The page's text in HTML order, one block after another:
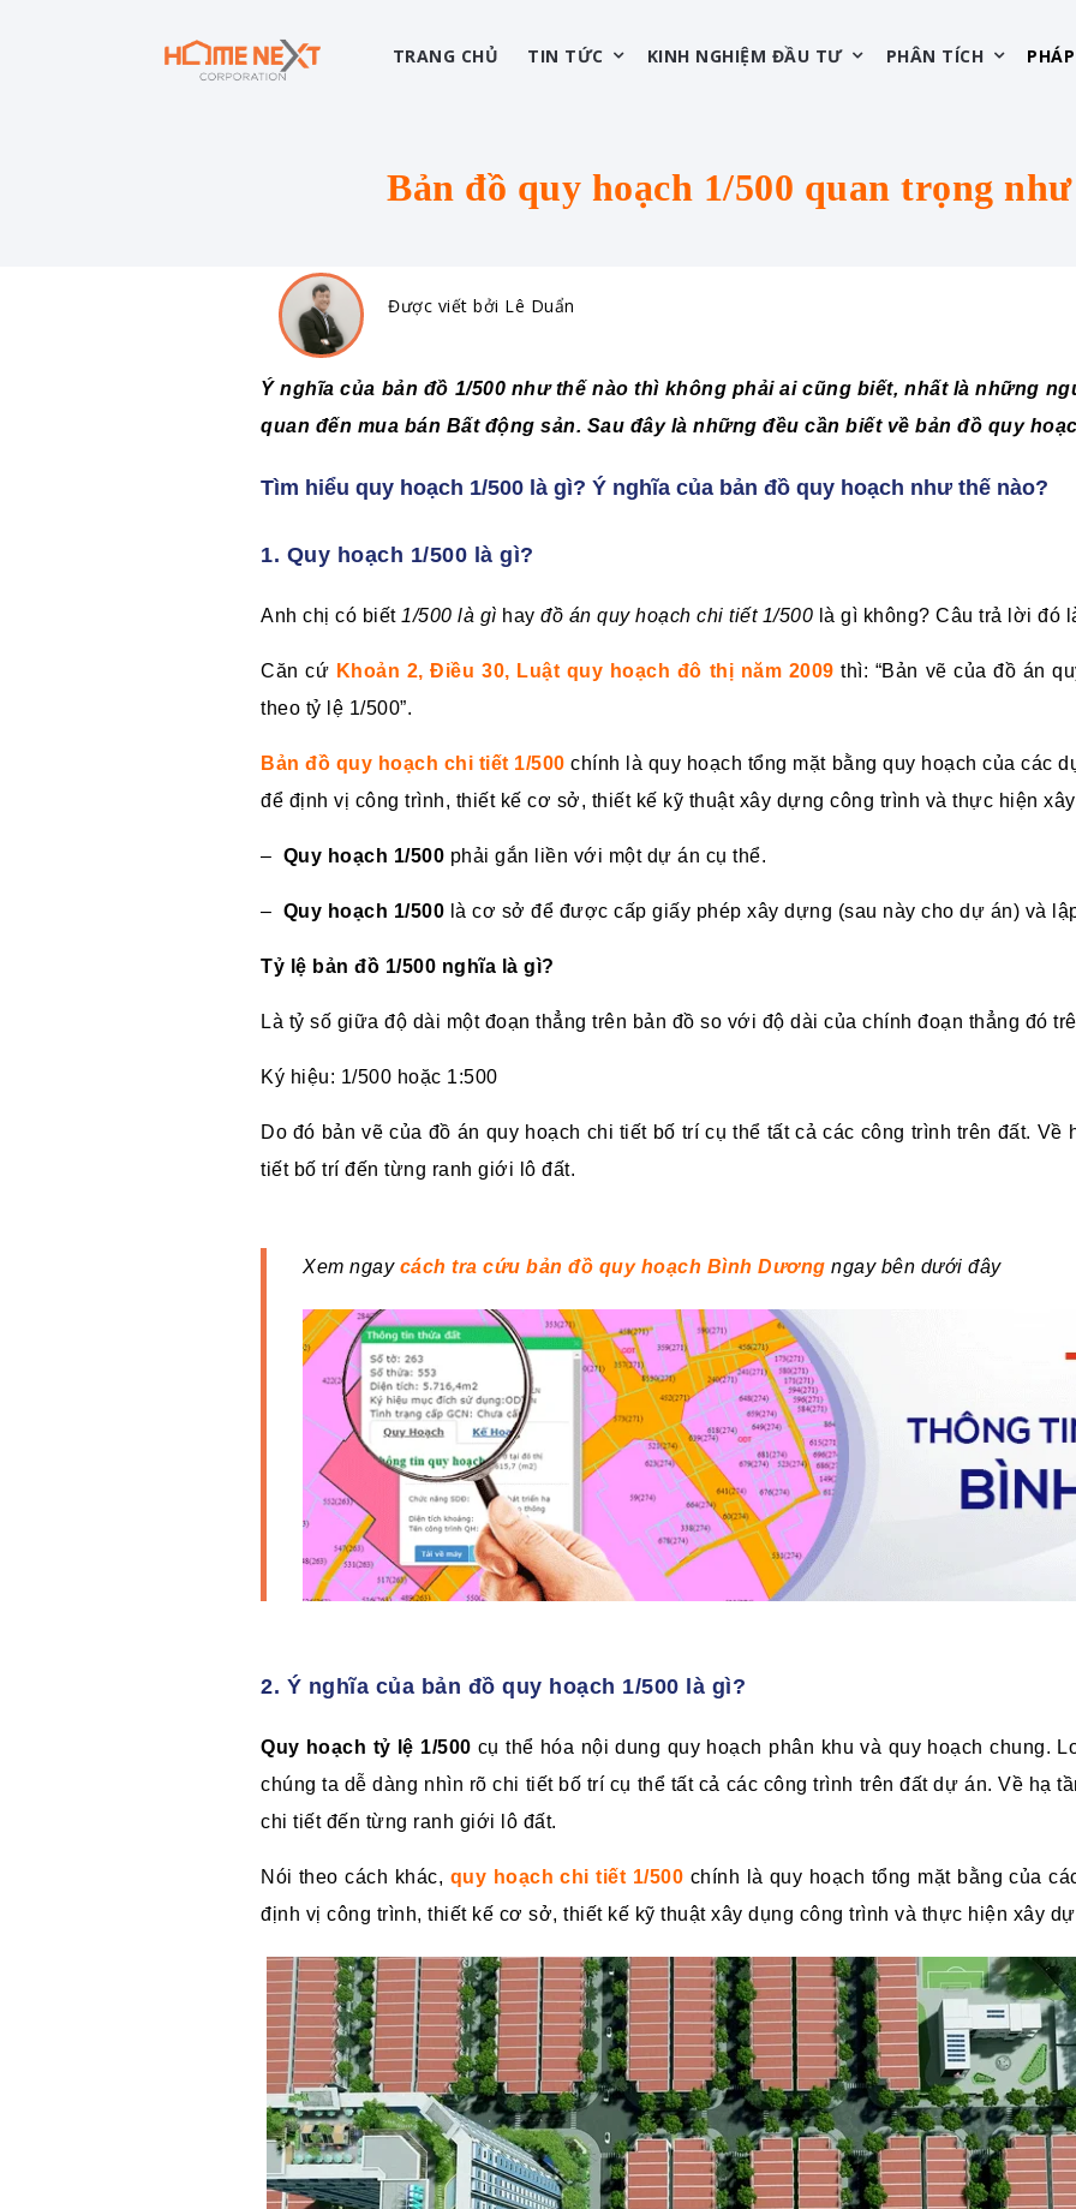
TRANG CHỦ TIN TỨC KINH NGHIỆM ĐẦU TƯ PHÂN TÍCH
Bản đồ quy hoạch 1/500 quan trọng
Được viết bởi Lê Duẩn
Ý nghĩa của bản đồ 1/500 như thế nào thì không phải ai cũng biết, nhất là những
quan đến mua bán Bất động sản. Sau đây là những đều cần biết về bản đồ quy
Tìm hiểu quy hoạch 1/500 là gì? Ý nghĩa của bản đồ quy hoạch như thế nào?
1. Quy hoạch 1/500 là gì?
Anh chị có biết 1/500 là gì hay đồ án quy hoạch chi tiết 1/500 là gì không? Câu trả lời đó
Căn cứ Khoản 2, Điều 30, Luật quy hoạch đô thị năm 2009 thì: “Bản vẽ của đồ án
theo tỷ lệ 1/500”.
Bản đồ quy hoạch chi tiết 1/500 chính là quy hoạch tổng mặt bằng quy hoạch của các
để định vị công trình, thiết kế cơ sở, thiết kế kỹ thuật xây dựng công trình và thực hiện
– Quy hoạch 1/500 phải gắn liền với một dự án cụ thể.
– Quy hoạch 1/500 là cơ sở để được cấp giấy phép xây dựng (sau này cho dự án) và
Tỷ lệ bản đồ 1/500 nghĩa là gì?
Là tỷ số giữa độ dài một đoạn thẳng trên bản đồ so với độ dài của chính đoạn thẳng đó
Ký hiệu: 1/500 hoặc 1:500
Do đó bản vẽ của đồ án quy hoạch chi tiết bố trí cụ thể tất cả các công trình trên đất. Về
tiết bố trí đến từng ranh giới lô đất.
Xem ngay cách tra cứu bản đồ quy hoạch Bình Dương ngay bên dưới đây
2. Ý nghĩa của bản đồ quy hoạch 1/500 là gì?
Quy hoạch tỷ lệ 1/500 cụ thể hóa nội dung quy hoạch phân khu và quy hoạch chung.
chúng ta dễ dàng nhìn rõ chi tiết bố trí cụ thể tất cả các công trình trên đất dự án. Về hạ
chi tiết đến từng ranh giới lô đất.
Nói theo cách khác, quy hoạch chi tiết 1/500 chính là quy hoạch tổng mặt bằng của
định vị công trình, thiết kế cơ sở, thiết kế kỹ thuật xây dụng công trình và thực hiện xây